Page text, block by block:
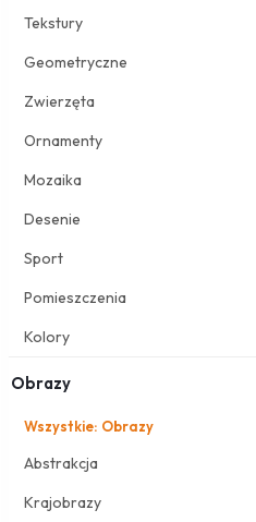
Tekstury
Geometryczne
Zwierzęta
Ornamenty
Mozaika
Desenie
Sport
Pomieszczenia
Kolory
Obrazy
Wszystkie: Obrazy
Abstrakcja
Krajobrazy